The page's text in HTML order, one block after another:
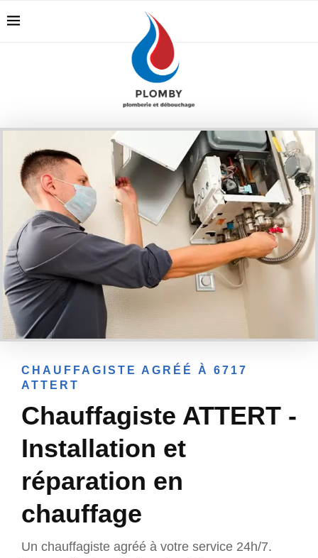
CHAUFFAGISTE AGRÉÉ À 6717
ATTERT
Chauffagiste ATTERT -
Installation et
réparation en
chauffage
Un chauffagiste agréé à votre service 24h/7.